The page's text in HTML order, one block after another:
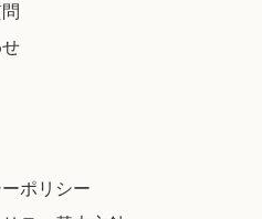
ポリシー